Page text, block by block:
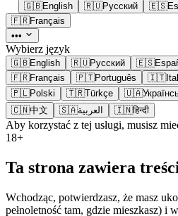
🇬🇧English 🇷🇺Русский 🇪🇸
🇫🇷Français
•••
Wybierz język
🇬🇧English 🇷🇺Русский 🇪🇸
🇫🇷Français 🇵🇹Português 🇮🇹
🇵🇱Polski 🇹🇷Türkçe 🇺🇦
🇨🇳中文 🇸🇦العربية 🇮🇳हिन्दी
Aby korzystać z tej usługi, musisz
18+
Ta strona zawiera
Wchodząc, potwierdzasz, że masz
pełnoletność tam, gdzie mieszkasz) i